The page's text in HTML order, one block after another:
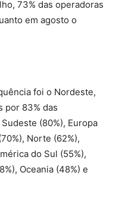
73% das operadoras
em agosto o
foi o Nordeste,
por 83% das
(80%), Europa
Norte (62%),
do Sul (55%),
Oceania (48%) e